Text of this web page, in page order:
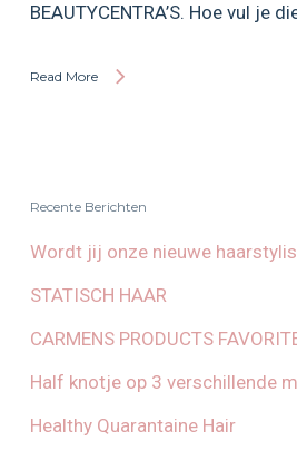
BEAUTYCENTRA’S. Hoe vul je
Read More
Recente Berichten
Wordt jij onze nieuwe
STATISCH HAAR
CARMENS PRODUCTS
Half knotje op 3 verschillende
Healthy Quarantaine Hair